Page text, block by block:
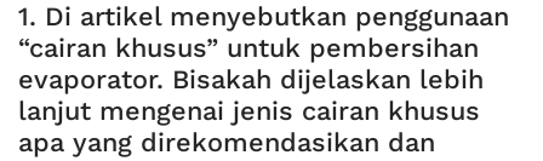
1. Di artikel menyebutkan penggunaan
“cairan khusus” untuk pembersihan
evaporator. Bisakah dijelaskan lebih
lanjut mengenai jenis cairan khusus
apa yang direkomendasikan dan